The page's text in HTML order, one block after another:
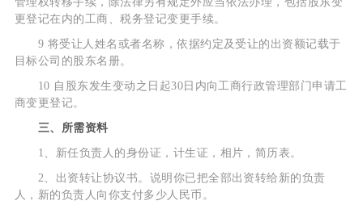
更登记在内的工商、税务登记变更手续。
9 将受让人姓名或者名称，依据约定及受让的出资额记载于
目标公司的股东名册。
10 自股东发生变动之日起30日内向工商行政管理部门申请工
商变更登记。
三、所需资料
1、新任负责人的身份证，计生证，相片，简历表。
2、出资转让协议书。说明你已把全部出资转给新的负责
人，新的负责人向你支付多少人民币。